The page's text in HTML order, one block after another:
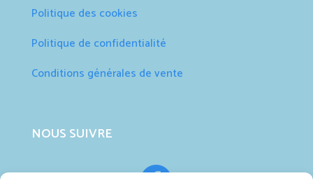
Politique des cookies
Politique de confidentialité
Conditions générales de vente
NOUS SUIVRE